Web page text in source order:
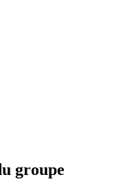
groupe